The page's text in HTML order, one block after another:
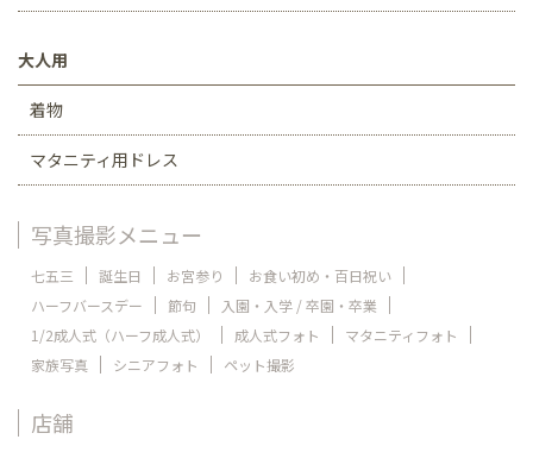
大人用
着物
マタニティ用ドレス
写真撮影メニュー
七五三 誕生日 お宮参り
お食い初め・百日祝い
ハーフバースデー
節句
入園・入学 / 卒園・卒業
1/2成人式（ハーフ成人式）
成人式フォト
マタニティフォト
家族写真
シニアフォト ペット撮影
店舗